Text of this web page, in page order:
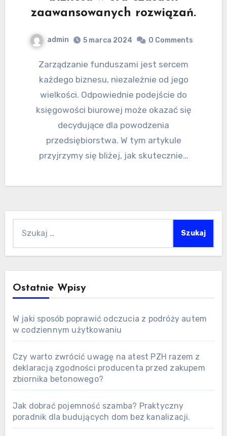
zaawansowanych rozwiązań.
admin 5 marca 2024 0 Comments
Zarządzanie funduszami jest sercem
każdego biznesu, niezależnie od jego
wielkości. Odpowiednie podejście do
księgowości biurowej może okazać się
decydujące dla powodzenia
przedsiębiorstwa. W tym artykule
przyjrzymy się bliżej, jak skutecznie…
Ostatnie Wpisy
W jaki sposób poprawić odczucia z podróży autem
w codziennym użytkowaniu
Czy warto zwrócić uwagę na atest PZH razem z
deklaracją zgodności producenta przed zakupem
zbiornika betonowego?
Jak dobrać pojemność szamba? Praktyczny
poradnik dla budujących dom bez kanalizacji.